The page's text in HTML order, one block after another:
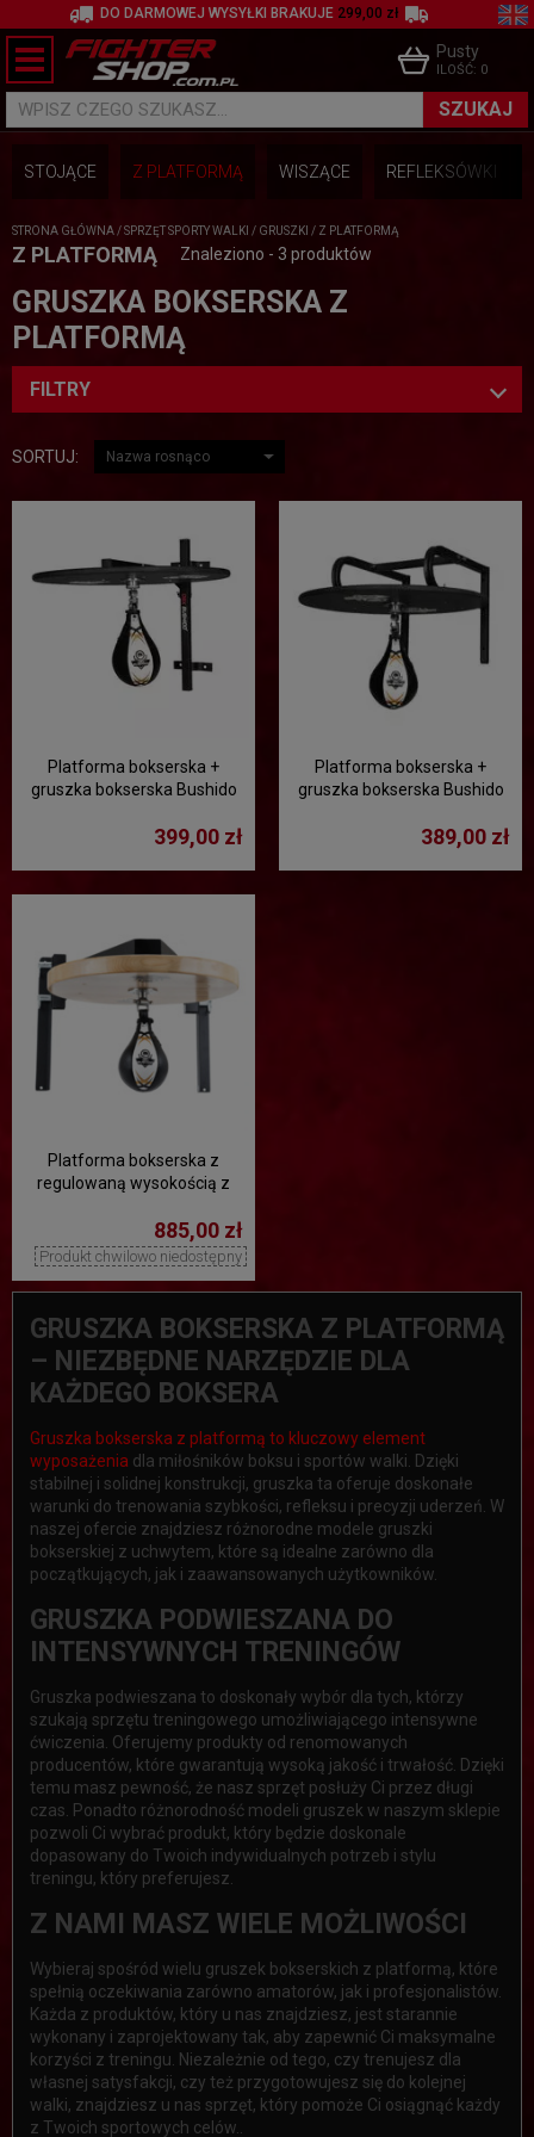
DO DARMOWEJ WYSYŁKI BRAKUJE 299,00 zł
WPISZ CZEGO SZUKASZ... SZUKAJ
Pusty
ILOŚĆ: 0
STOJĄCE Z PLATFORMĄ WISZĄCE REFLEKSÓWKI
STRONA GŁÓWNA /SPRZĘT SPORTY WALKI / GRUSZKI / Z PLATFORMĄ
Z PLATFORMĄ Znaleziono - 3 produktów
GRUSZKA BOKSERSKA Z
PLATFORMĄ
FILTRY
SORTUJ:
Platforma bokserska +
gruszka bokserska Bushido
399,00 zł
Platforma bokserska +
gruszka bokserska Bushido
389,00 zł
Platforma bokserska z
regulowaną wysokością z
gruszką - DBX RhythmX
885,00 zł
Produkt chwilowo niedostępny
GRUSZKA BOKSERSKA Z PLATFORMĄ
– NIEZBĘDNE NARZĘDZIE DLA
KAŻDEGO BOKSERA
Gruszka bokserska z platformą to kluczowy element
wyposażenia dla miłośników boksu i sportów walki. Dzięki
stabilnej i solidnej konstrukcji, gruszka ta oferuje doskonałe
warunki do trenowania szybkości, refleksu i precyzji uderzeń. W
naszej ofercie znajdziesz różnorodne modele gruszki
bokserskiej z uchwytem, które są idealne zarówno dla
początkujących, jak i zaawansowanych użytkowników.
GRUSZKA PODWIESZANA DO
INTENSYWNYCH TRENINGÓW
Gruszka podwieszana to doskonały wybór dla tych, którzy
szukają sprzętu treningowego umożliwiającego intensywne
ćwiczenia. Oferujemy produkty od renomowanych
producentów, które gwarantują wysoką jakość i trwałość. Dzięki
temu masz pewność, że nasz sprzęt posłuży Ci przez długi
czas. Ponadto różnorodność modeli gruszek w naszym sklepie
pozwoli Ci wybrać produkt, który będzie doskonale
dopasowany do Twoich indywidualnych potrzeb i stylu
treningu, który preferujesz.
Z NAMI MASZ WIELE MOŻLIWOŚCI
Wybieraj spośród wielu gruszek bokserskich z platformą, które
spełnią oczekiwania zarówno amatorów, jak i profesjonalistów.
Każda z produktów, który u nas znajdziesz, jest starannie
wykonany i zaprojektowany tak, aby zapewnić Ci maksymalne
korzyści z treningu. Niezależnie od tego, czy trenujesz dla
własnej satysfakcji, czy też przygotowujesz się do kolejnej
walki, znajdziesz u nas sprzęt, który pomoże Ci osiągnąć każdy
z Twoich sportowych celów..